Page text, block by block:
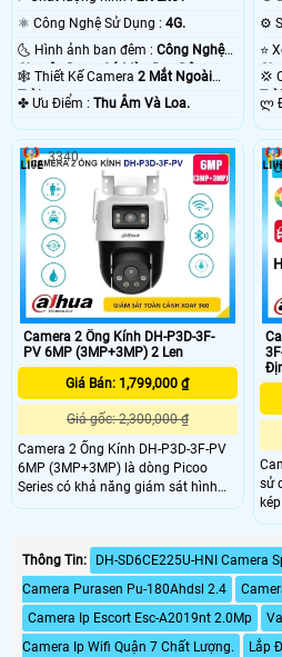
⚛️ Công Nghệ Sử Dụng : 4G.
🌜 Hình ảnh ban đêm : Công Nghệ
Chuyên Dụng Có Màu Ban Ðêm.
🕸️ Thiết Kế Camera 2 Mắt Ngoài
Trời.
️✤ Ưu Điểm : Thu Âm Và Loa.
+ .
Camera 2 Ống Kính DH-P3D-3F-
PV 6MP (3MP+3MP) 2 Len
Giá Bán: 1,799,000 ₫
Giá gốc: 2,300,000 ₫
Camera 2 Ống Kính DH-P3D-3F-PV
6MP (3MP+3MP) là dòng Picoo
Series có khả năng giám sát hình
ảnh toàn cảnh không bỏ lỡ bất kỳ
tính năng bảo vệ an ninh thông
minh như phát hiện người, phương
tiện, cảnh báo chủ động còi hú và
đàm thoại 2 chiều
3340
3F-PV-
sử
đa.
Thông Tin: DH-SD6CE225U-HNI Camera
Camera Purasen Pu-180Ahdsl 2.4
Camera Ip Escort Esc-A2019nt 2.0Mp
Camera Ip Wifi Quận 7 Chất Lượng.
Lắp